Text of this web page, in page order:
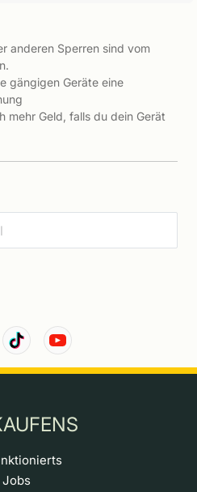
anderen Sperren sind vom
gängigen Geräte eine
mehr Geld, falls du dein Gerät
Jobs